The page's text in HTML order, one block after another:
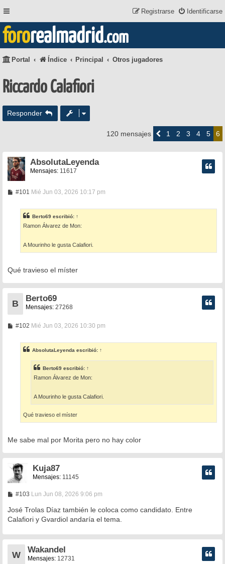
Identificarse
Registrarse
fororealmadrid.com
Portal Índice Principal Otros jugadores
Riccardo Calafiori
Responder
120 mensajesAnterior1 2 3 4 5 6
AbsolutaLeyenda
Mensajes: 11617
#101 M
s
a
j
Mié Jun 03, 2026 10:17 pm
Berto69 escribió: ↑
Ramon Álvarez de Mon:
A Mourinho le gusta Calafiori.
Qué travieso el míster
B
Berto69
Mensajes: 27268
#102M
s
a
Mié Jun 03, 2026 10:30 pm
AbsolutaLeyenda escribió: ↑
Berto69 escribió: ↑
Ramon Álvarez de Mon:
A Mourinho le gusta Calafiori.
Qué travieso el míster
Me sabe mal por Morita pero no hay color
Kuja87
Mensajes: 11145
#103M
n
a
e
Lun Jun 08, 2026 9:06 pm
José Trolas Díaz también le coloca como candidato. Entre
Calafiori y Gvardiol andaría el tema.
W
Wakandel
Mensajes: 12731